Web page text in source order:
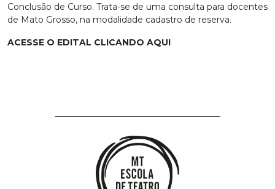
Conclusão de Curso. Trata-se de uma consulta para docentes
de Mato Grosso, na modalidade cadastro de reserva.
ACESSE O EDITAL CLICANDO AQUI